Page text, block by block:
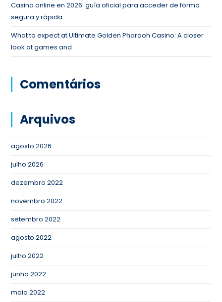
Casino online en 2026: guía oficial para acceder de forma
segura y rápida
What to expect at Ultimate Golden Pharaoh Casino: A closer
look at games and
Comentários
Arquivos
agosto 2026
julho 2026
dezembro 2022
novembro 2022
setembro 2022
agosto 2022
julho 2022
junho 2022
maio 2022